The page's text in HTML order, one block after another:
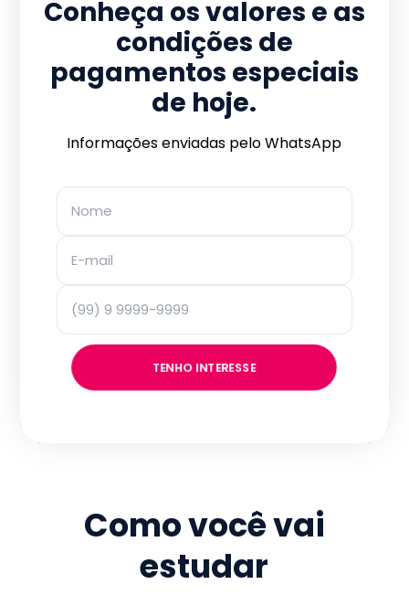
Conheça os valores e as
condições de
pagamentos especiais
de hoje.
Informações enviadas pelo WhatsApp
TENHO INTERESSE
Como você vai
estudar